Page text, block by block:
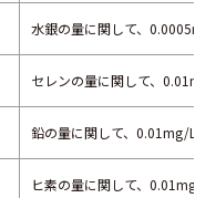
水銀の量に関して、
セレンの量に関して、
鉛の量に関して、0.01mg/L以
ヒ素の量に関して、0.01mg/L